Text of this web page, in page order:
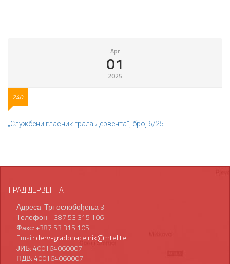
Apr
01
2025
240
„Службени гласник града Дервента“, број 6/25
ГРАД ДЕРВЕНТА
Адреса: Трг ослобођења 3
Телефон: +387 53 315 106
Факс: +387 53 315 105
Email: derv-gradonacelnik@mtel.tel
ЈИБ: 400164060007
ПДВ: 400164060007